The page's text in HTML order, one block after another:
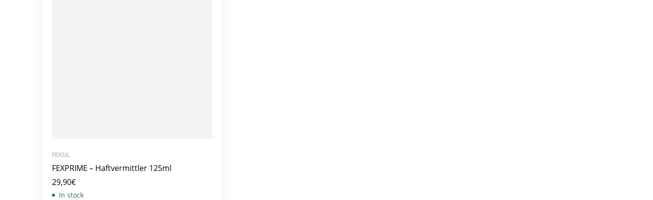
FEXSIL
FEXPRIME – Haftvermittler 125ml
29,90€
In stock